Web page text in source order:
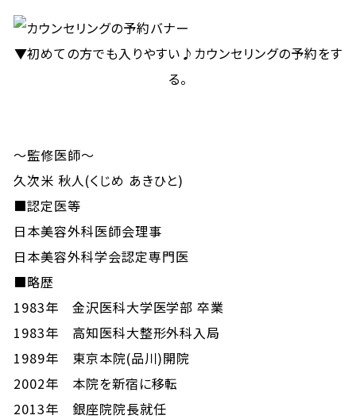
▼初めての方でも入りやすい♪カウンセリングの予約をす
る。
～監修医師～
久次米 秋人(くじめ あきひと)
■認定医等
日本美容外科医師会理事
日本美容外科学会認定専門医
■略歴
1983年 金沢医科大学医学部 卒業
1983年 高知医科大整形外科入局
1989年 東京本院(品川)開院
2002年 本院を新宿に移転
2013年 銀座院院長就任